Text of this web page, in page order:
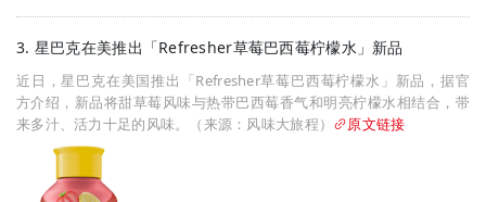
3. 星巴克在美推出「Refresher草莓巴西莓柠檬水」新品
近日，星巴克在美国推出「Refresher草莓巴西莓柠檬水」新品，据官
方介绍，新品将甜草莓风味与热带巴西莓香气和明亮柠檬水相结合，带
来多汁、活力十足的风味。（来源：风味大旅程）
原文链接